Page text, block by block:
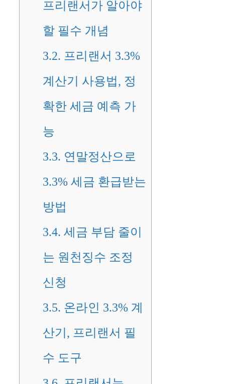
프리랜서가 알아야
할 필수 개념
3.2. 프리랜서 3.3%
계산기 사용법, 정
확한 세금 예측 가
능
3.3. 연말정산으로
3.3% 세금 환급받는
방법
3.4. 세금 부담 줄이
는 원천징수 조정
신청
3.5. 온라인 3.3% 계
산기, 프리랜서 필
수 도구